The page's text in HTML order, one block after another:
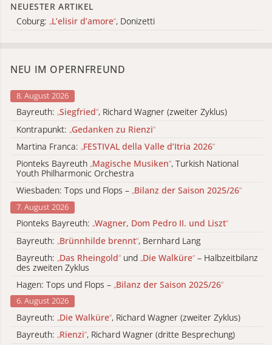
NEUESTER ARTIKEL
Coburg: „L’elisir d’amore“, Donizetti
NEU IM OPERNFREUND
8. August 2026
Bayreuth: „Siegfried“, Richard Wagner (zweiter Zyklus)
Kontrapunkt: „Gedanken zu Rienzi“
Martina Franca: „FESTIVAL della Valle d’Itria 2026“
Pionteks Bayreuth „Magische Musiken“, Turkish National
Youth Philharmonic Orchestra
Wiesbaden: Tops und Flops – „Bilanz der Saison 2025/26“
7. August 2026
Pionteks Bayreuth: „Wagner, Dom Pedro II. und Liszt“
Bayreuth: „Brünnhilde brennt“, Bernhard Lang
Bayreuth: „Das Rheingold“ und „Die Walküre“ – Halbzeitbilanz
des zweiten Zyklus
Hagen: Tops und Flops – „Bilanz der Saison 2025/26“
6. August 2026
Bayreuth: „Die Walküre“, Richard Wagner (zweiter Zyklus)
Bayreuth: „Rienzi“, Richard Wagner (dritte Besprechung)